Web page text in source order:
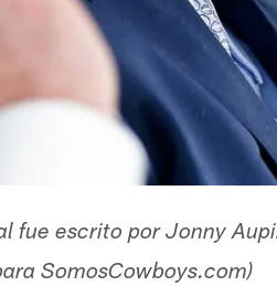
fue escrito por Jonny
SomosCowboys.com)